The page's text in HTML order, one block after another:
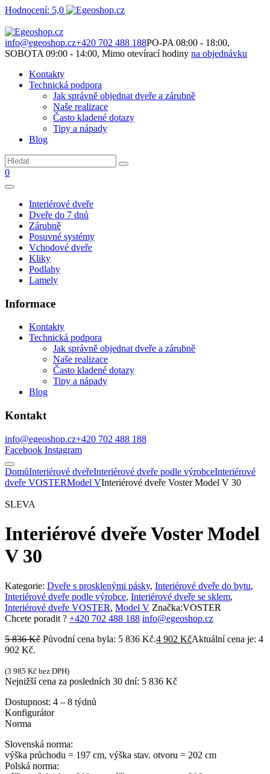
Hodnocení: 5,0
info@egeoshop.cz+420 702 488 188PO-PA 08:00 - 18:00,
SOBOTA 09:00 - 14:00, Mimo otevírací hodiny na objednávku
Kontakty
Technická podpora
Jak správně objednat dveře a zárubně
Naše realizace
Často kladené dotazy
Tipy a nápady
Blog
0
Interiérové dveře
Dveře do 7 dnů
Zárubně
Posuvné systémy
Vchodové dveře
Kliky
Podlahy
Lamely
Informace
Kontakty
Technická podpora
Jak správně objednat dveře a zárubně
Naše realizace
Často kladené dotazy
Tipy a nápady
Blog
Kontakt
info@egeoshop.cz+420 702 488 188
Facebook Instagram
DomůInteriérové dveřeInteriérové dveře podle výrobceInteriérové
dveře VOSTERModel VInteriérové dveře Voster Model V 30
SLEVA
Interiérové dveře Voster Model
V 30
Kategorie: Dveře s prosklenými pásky, Interiérové dveře do bytu,
Interiérové dveře podle výrobce, Interiérové dveře se sklem,
Interiérové dveře VOSTER, Model V Značka:VOSTER
Chcete poradit ? +420 702 488 188 info@egeoshop.cz
5 836Kč Původní cena byla: 5 836 Kč.4 902 KčAktuální cena je: 4
902 Kč.
(3 985 Kč bez DPH)
Nejnižší cena za posledních 30 dní: 5 836 Kč
Dostupnost: 4 – 8 týdnů
Konfigurátor
Norma
Slovenská norma:
výška průchodu = 197 cm, výška stav. otvoru = 202 cm
Polská norma: